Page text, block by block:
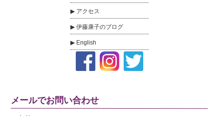
アクセス
伊藤康子のブログ
English
メールでお問い合わせ